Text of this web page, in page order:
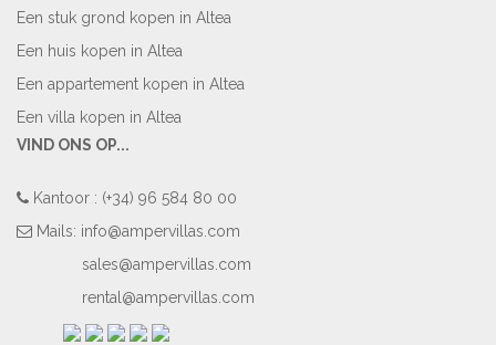
Een stuk grond kopen in Altea
Een huis kopen in Altea
Een appartement kopen in Altea
Een villa kopen in Altea
VIND ONS OP...
Kantoor : (+34) 96 584 80 00
Mails: info@ampervillas.com
sales@ampervillas.com
rental@ampervillas.com